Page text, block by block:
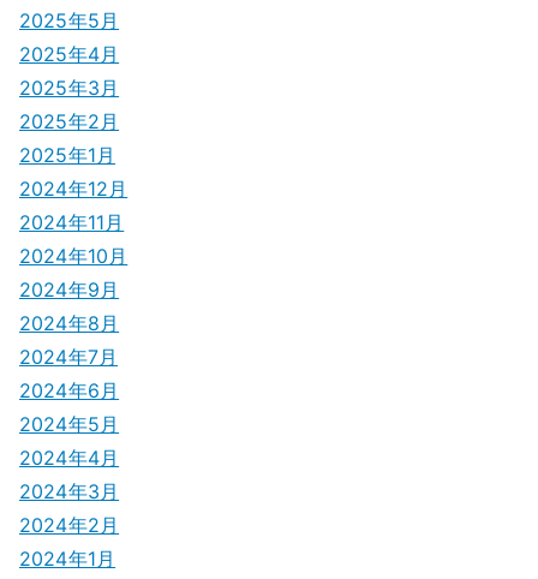
2025年5月
2025年4月
2025年3月
2025年2月
2025年1月
2024年12月
2024年11月
2024年10月
2024年9月
2024年8月
2024年7月
2024年6月
2024年5月
2024年4月
2024年3月
2024年2月
2024年1月